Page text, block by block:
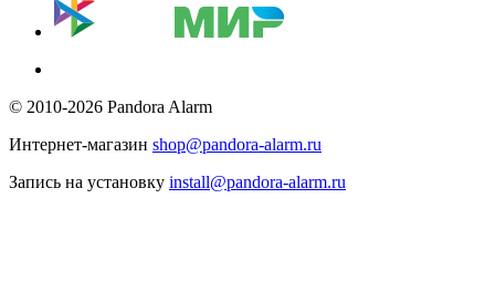
© 2010-2026 Pandora Alarm
Интернет-магазин shop@pandora-alarm.ru
Запись на установку install@pandora-alarm.ru